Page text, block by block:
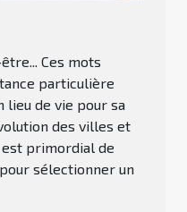
Ces mots
particulière
lieu de vie pour sa
des villes et
primordial de
sélectionner un